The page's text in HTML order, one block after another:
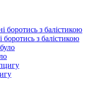
з балістикою